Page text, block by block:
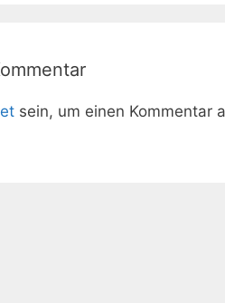
sein, um einen Kommentar